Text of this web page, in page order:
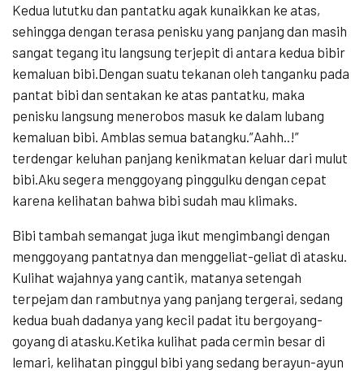
Kedua lututku dan pantatku agak kunaikkan ke atas,
sehingga dengan terasa penisku yang panjang dan masih
sangat tegang itu langsung terjepit di antara kedua bibir
kemaluan bibi.Dengan suatu tekanan oleh tanganku pada
pantat bibi dan sentakan ke atas pantatku, maka
penisku langsung menerobos masuk ke dalam lubang
kemaluan bibi. Amblas semua batangku.”Aahh..!”
terdengar keluhan panjang kenikmatan keluar dari mulut
bibi.Aku segera menggoyang pinggulku dengan cepat
karena kelihatan bahwa bibi sudah mau klimaks.
Bibi tambah semangat juga ikut mengimbangi dengan
menggoyang pantatnya dan menggeliat-geliat di atasku.
Kulihat wajahnya yang cantik, matanya setengah
terpejam dan rambutnya yang panjang tergerai, sedang
kedua buah dadanya yang kecil padat itu bergoyang-
goyang di atasku.Ketika kulihat pada cermin besar di
lemari, kelihatan pinggul bibi yang sedang berayun-ayun